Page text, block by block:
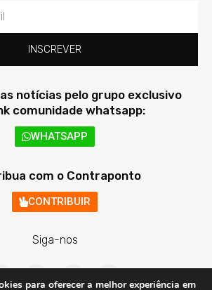
INSCREVER
notícias pelo grupo exclusivo
comunidade whatsapp:
WHATSAPP
com o Contraponto
CONTRIBUIR
Siga-nos
F
a
T
w
I
n
Y
o
para oferecer a melhor experiência em